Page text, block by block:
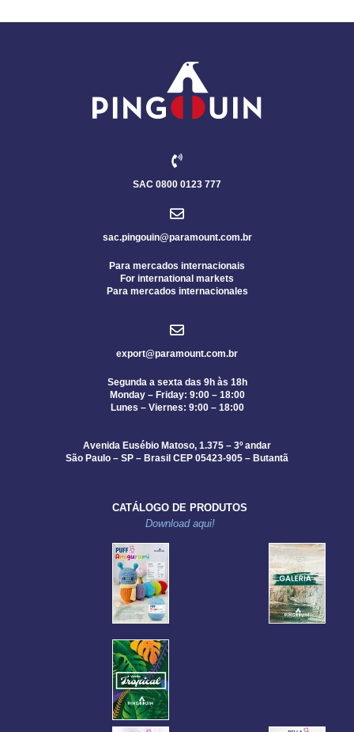
SAC 0800 0123 777
sac.pingouin@paramount.com.br
Para mercados internacionais
For international markets
Para mercados internacionales
export@paramount.com.br
Segunda a sexta das 9h às 18h
Monday – Friday: 9:00 – 18:00
Lunes – Viernes: 9:00 – 18:00
Avenida Eusébio Matoso, 1.375 – 3º andar
São Paulo – SP – Brasil CEP 05423-905 – Butantã
CATÁLOGO DE PRODUTOS
Download aqui!